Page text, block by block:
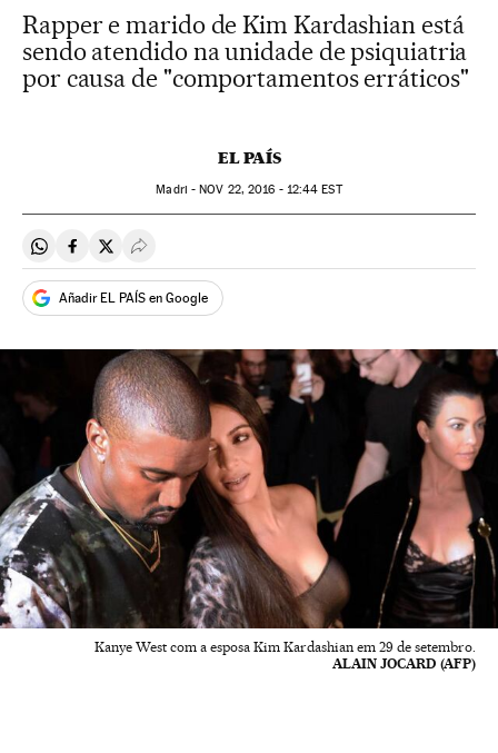
Rapper e marido de Kim Kardashian está
sendo atendido na unidade de psiquiatria
por causa de "comportamentos erráticos"
EL PAÍS
Madri -NOV 22, 2016 - 12:44 EST
Compartir en Whatsapp
Compartir en Facebook
Compartir en Twitter
Desplegar Redes Sociales
Añadir EL PAÍS en Google
Kanye West com a esposa Kim Kardashian em 29 de setembro.
ALAIN JOCARD (AFP)